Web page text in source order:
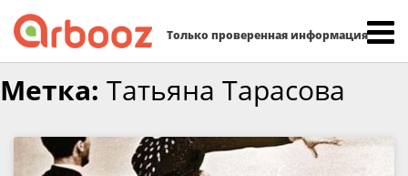
Только проверенная информация
to
Метка: Татьяна Тарасова
Найти: